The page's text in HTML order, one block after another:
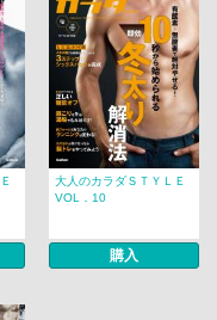
大人のカラダＳＴＹＬＥ
VOL．10
購入